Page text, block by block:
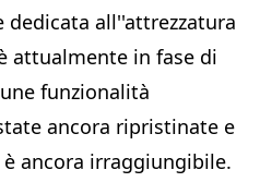
dedicata all''attrezzatura
attualmente in fase di
funzionalità
ancora ripristinate e
ancora irraggiungibile.